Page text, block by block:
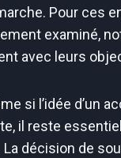
Pour ces
examiné,
avec leurs
si l’idée d’un
il reste
La décision de